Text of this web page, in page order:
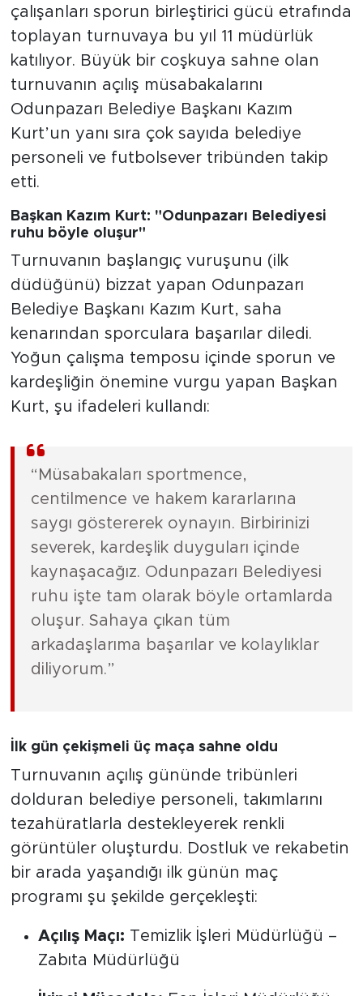
çalışanları sporun birleştirici gücü etrafında
toplayan turnuvaya bu yıl 11 müdürlük
katılıyor. Büyük bir coşkuya sahne olan
turnuvanın açılış müsabakalarını
Odunpazarı Belediye Başkanı Kazım
Kurt’un yanı sıra çok sayıda belediye
personeli ve futbolsever tribünden takip
etti.
Başkan Kazım Kurt: "Odunpazarı Belediyesi
ruhu böyle oluşur"
Turnuvanın başlangıç vuruşunu (ilk
düdüğünü) bizzat yapan Odunpazarı
Belediye Başkanı Kazım Kurt, saha
kenarından sporculara başarılar diledi.
Yoğun çalışma temposu içinde sporun ve
kardeşliğin önemine vurgu yapan Başkan
Kurt, şu ifadeleri kullandı:
“Müsabakaları sportmence,
centilmence ve hakem kararlarına
saygı göstererek oynayın. Birbirinizi
severek, kardeşlik duyguları içinde
kaynaşacağız. Odunpazarı Belediyesi
ruhu işte tam olarak böyle ortamlarda
oluşur. Sahaya çıkan tüm
arkadaşlarıma başarılar ve kolaylıklar
diliyorum.”
İlk gün çekişmeli üç maça sahne oldu
Turnuvanın açılış gününde tribünleri
dolduran belediye personeli, takımlarını
tezahüratlarla destekleyerek renkli
görüntüler oluşturdu. Dostluk ve rekabetin
bir arada yaşandığı ilk günün maç
programı şu şekilde gerçekleşti:
Açılış Maçı: Temizlik İşleri Müdürlüğü –
Zabıta Müdürlüğü